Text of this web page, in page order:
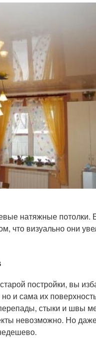
натяжные потолки.
что визуально они
постройки, вы
и сама их
стыки и швы
невозможно. Но